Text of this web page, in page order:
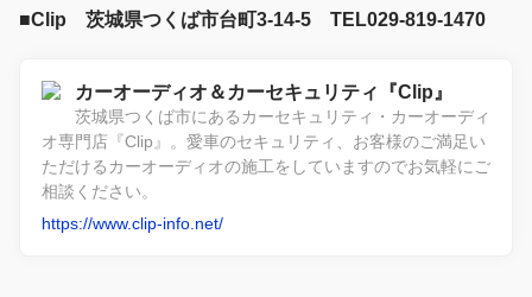
■Clip 茨城県つくば市台町3-14-5 TEL029-819-1470
カーオーディオ＆カーセキュリティ『Clip』
茨城県つくば市にあるカーセキュリティ・カーオーディ
オ専門店『Clip』。愛車のセキュリティ、お客様のご満足い
ただけるカーオーディオの施工をしていますのでお気軽にご
相談ください。
https://www.clip-info.net/